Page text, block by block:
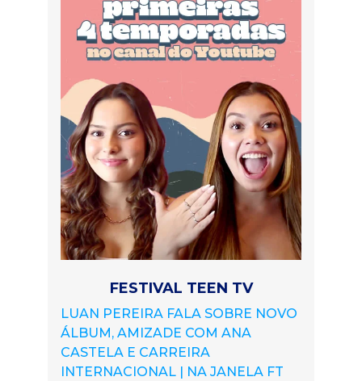
FESTIVAL TEEN TV
LUAN PEREIRA FALA SOBRE NOVO
ÁLBUM, AMIZADE COM ANA
CASTELA E CARREIRA
INTERNACIONAL | NA JANELA FT